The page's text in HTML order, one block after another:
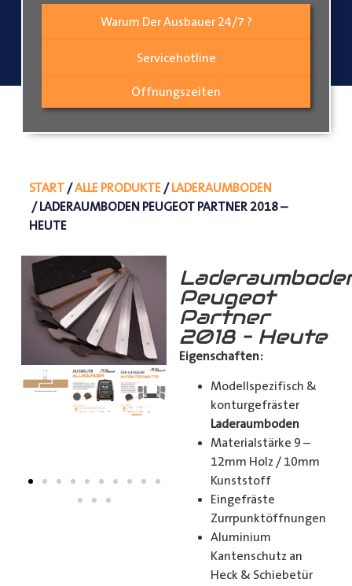
Warum Der Ausbauer 24/7 ?
Servicehotline
Öffnungszeiten
START/ALLE PRODUKTE/LADERAUMBODEN
/ LADERAUMBODEN PEUGEOT PARTNER 2018 –
HEUTE
Peugeot
Partner
2018 – Heute
Eigenschaften:
Modellspezifisch &
konturgefräster
Laderaumboden
Materialstärke 9 –
12mm Holz / 10mm
Kunststoff
Eingefräste
Zurrpunktöffnungen
Aluminium
Kantenschutz an
Heck & Schiebetür